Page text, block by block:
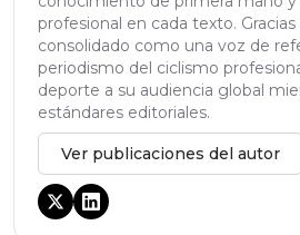
profesional en cada texto. Gracias
consolidado como una voz de
periodismo del ciclismo
deporte a su audiencia global
estándares editoriales.
Ver publicaciones del autor